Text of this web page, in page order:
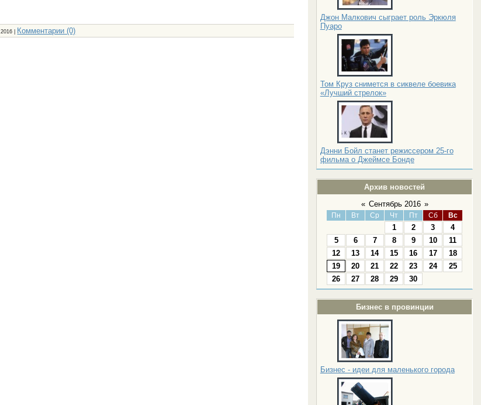
Джон Малкович сыграет роль Эркюля
Пуаро
Том Круз снимется в сиквеле боевика
«Лучший стрелок»
Дэнни Бойл станет режиссером 25-го
фильма о Джеймсе Бонде
Архив новостей
« Сентябрь 2016 »
Пн Вт Ср Чт Пт Сб Вс
1 2 3
4
5
6 7 8 9 10
11
12
13 14 15 16 17
18
19
20 21 22 23 24
25
26
27 28 29 30
Бизнес в провинции
Бизнес - идеи для маленького города
Комментарии (0)